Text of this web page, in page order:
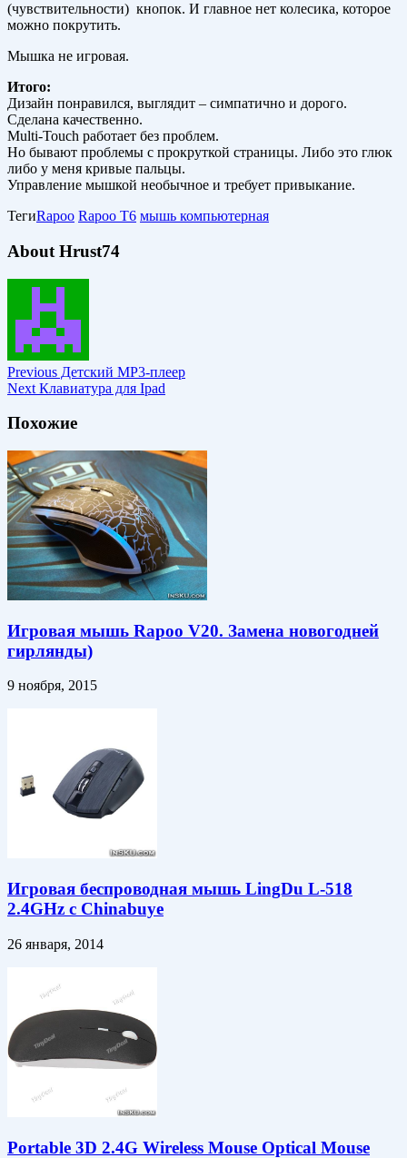
(чувствительности) кнопок. И главное нет колесика, которое
можно покрутить.
Мышка не игровая.
Итого:
Дизайн понравился, выглядит – симпатично и дорого.
Сделана качественно.
Multi-Touch работает без проблем.
Но бывают проблемы с прокруткой страницы. Либо это глюк
либо у меня кривые пальцы.
Управление мышкой необычное и требует привыкание.
ТегиRapoo Rapoo T6 мышь компьютерная
About Hrust74
Previous Детский MP3-плеер
Next Клавиатура для Ipad
Похожие
Игровая мышь Rapoo V20. Замена новогодней
гирлянды)
9 ноября, 2015
Игровая беспроводная мышь LingDu L-518
2.4GHz c Chinabuye
26 января, 2014
Portable 3D 2.4G Wireless Mouse Optical Mouse